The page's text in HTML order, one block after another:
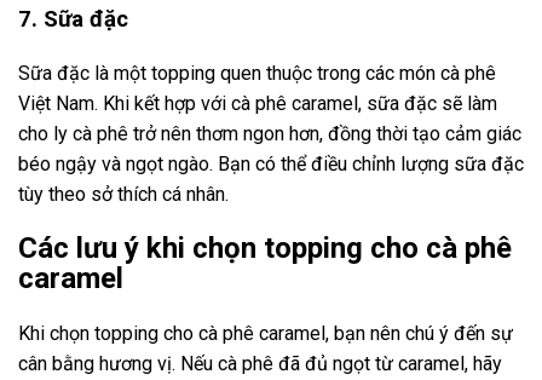
7. Sữa đặc
Sữa đặc là một topping quen thuộc trong các món cà phê
Việt Nam. Khi kết hợp với cà phê caramel, sữa đặc sẽ làm
cho ly cà phê trở nên thơm ngon hơn, đồng thời tạo cảm giác
béo ngậy và ngọt ngào. Bạn có thể điều chỉnh lượng sữa đặc
tùy theo sở thích cá nhân.
Các lưu ý khi chọn topping cho cà phê
caramel
Khi chọn topping cho cà phê caramel, bạn nên chú ý đến sự
cân bằng hương vị. Nếu cà phê đã đủ ngọt từ caramel, hãy